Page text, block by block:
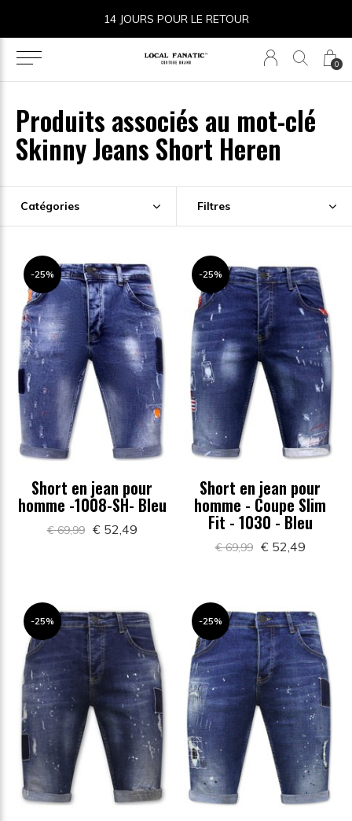
0
14 JOURS POUR LE RETOUR
Produits associés au mot-clé
Skinny Jeans Short Heren
Catégories Filtres
-25%
Short en jean pour
homme -1008-SH- Bleu
€ 69,99 € 52,49
-25%
Short en jean pour
homme - Coupe Slim
Fit - 1030 - Bleu
€ 69,99 € 52,49
-25% -25%